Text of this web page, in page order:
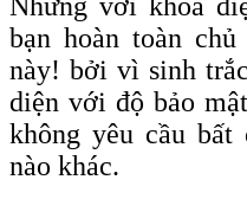
bạn hoàn toàn
này! bởi vì sinh
diện với độ bảo
không yêu cầu
nào khác.